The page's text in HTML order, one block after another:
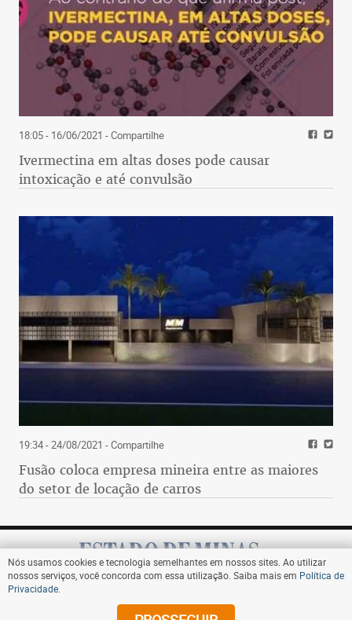
18:05 - 16/06/2021 - Compartilhe
Ivermectina em altas doses pode causar
intoxicação e até convulsão
19:34 - 24/08/2021 - Compartilhe
Fusão coloca empresa mineira entre as maiores
do setor de locação de carros
Assine
Nós usamos cookies e tecnologia semelhantes em nossos sites. Ao utilizar
nossos serviços, você concorda com essa utilização. Saiba mais em Política de
Privacidade